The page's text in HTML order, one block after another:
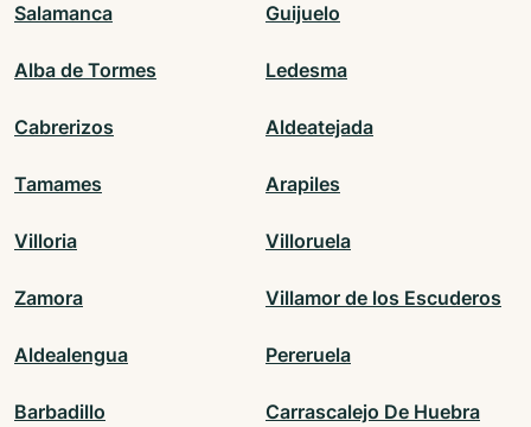
Salamanca Guijuelo
Alba de Tormes Ledesma
Cabrerizos Aldeatejada
Tamames Arapiles
Villoria Villoruela
Zamora Villamor de los Escuderos
Aldealengua Pereruela
Barbadillo Carrascalejo De Huebra